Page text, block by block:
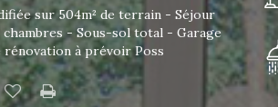
sur 504m² de terrain - Séjour
- Sous-sol total - Garage
à prévoir Poss